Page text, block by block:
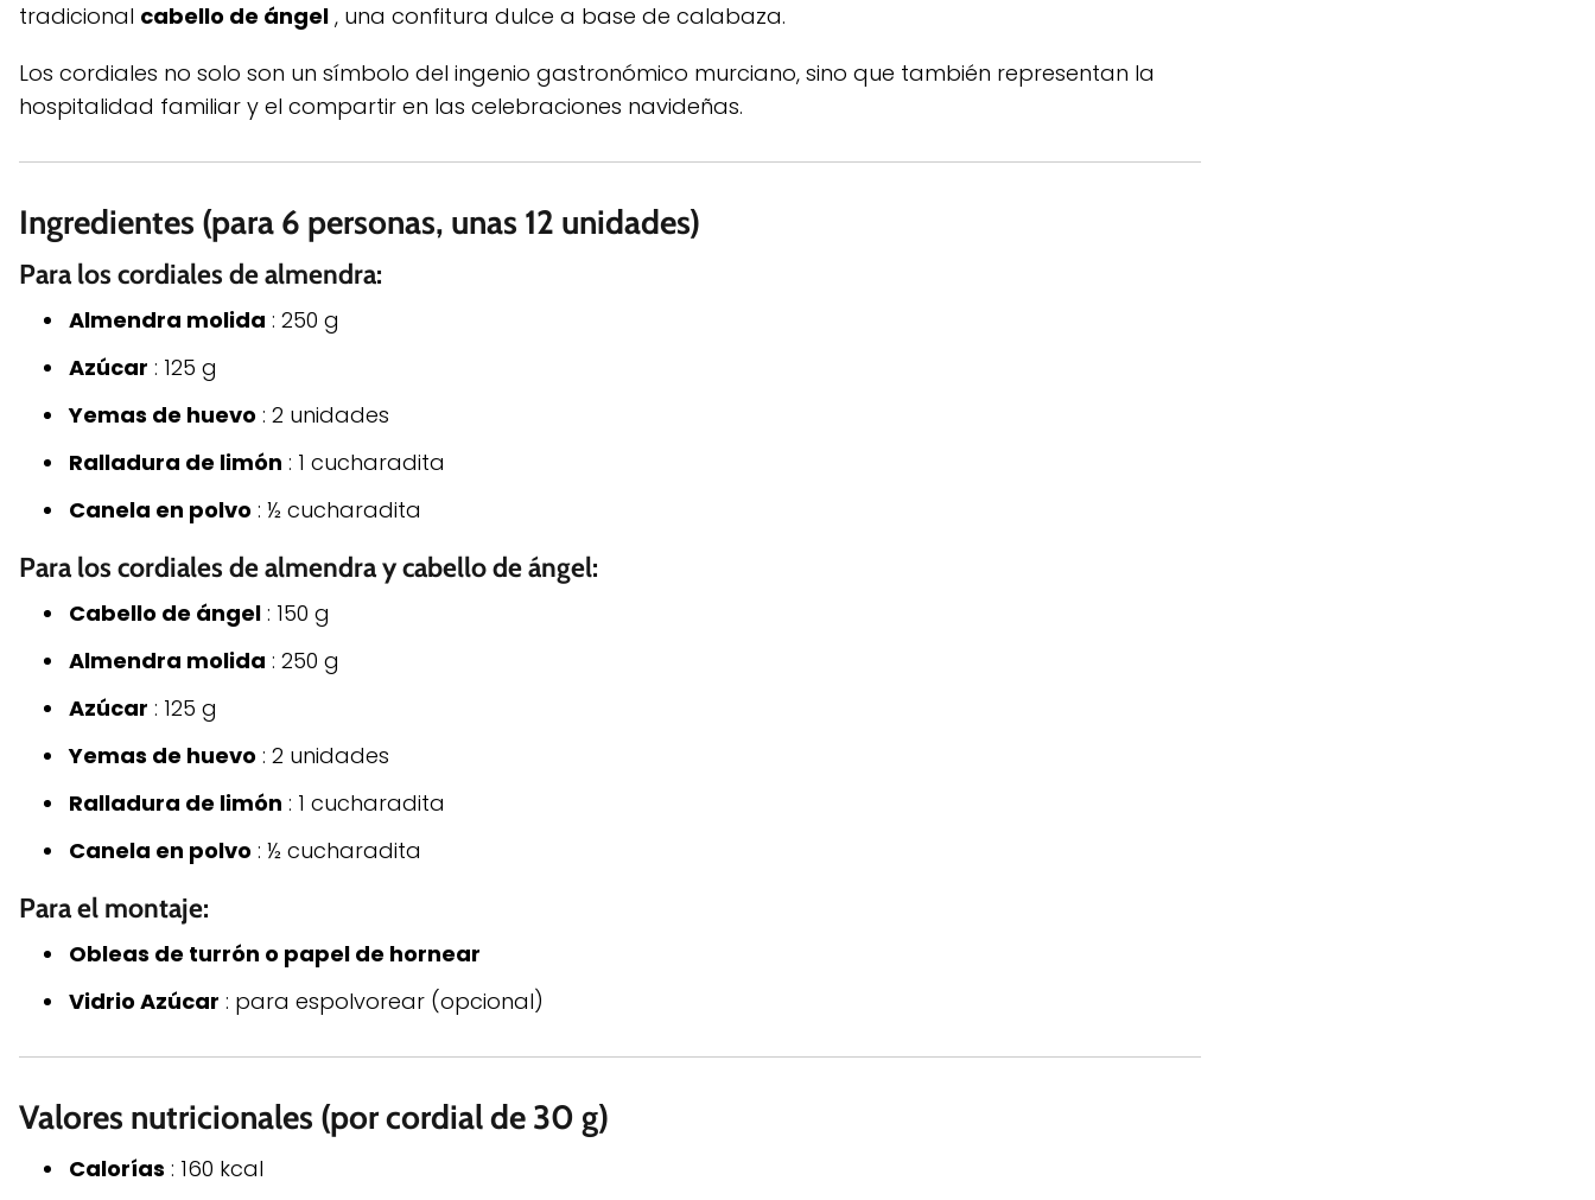
tradicional cabello de ángel , una confitura dulce a base de calabaza.
Los cordiales no solo son un símbolo del ingenio gastronómico murciano, sino que también representan la
hospitalidad familiar y el compartir en las celebraciones navideñas.
Ingredientes (para 6 personas, unas 12 unidades)
Para los cordiales de almendra:
Almendra molida : 250 g
Azúcar : 125 g
Yemas de huevo : 2 unidades
Ralladura de limón : 1 cucharadita
Canela en polvo : ½ cucharadita
Para los cordiales de almendra y cabello de ángel:
Cabello de ángel : 150 g
Almendra molida : 250 g
Azúcar : 125 g
Yemas de huevo : 2 unidades
Ralladura de limón : 1 cucharadita
Canela en polvo : ½ cucharadita
Para el montaje:
Obleas de turrón o papel de hornear
Vidrio Azúcar : para espolvorear (opcional)
Valores nutricionales (por cordial de 30 g)
Calorías : 160 kcal